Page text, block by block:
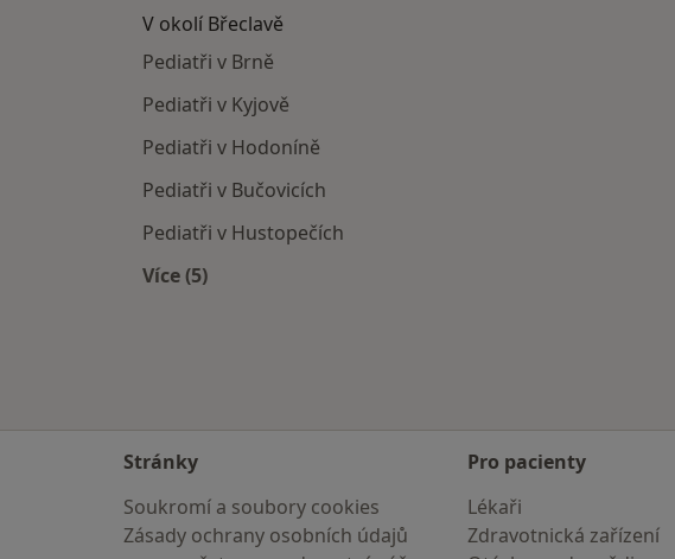
V okolí Břeclavě
Pediatři v Brně
Pediatři v Kyjově
Pediatři v Hodoníně
Pediatři v Bučovicích
Pediatři v Hustopečích
Více (5)
Stránky
Soukromí a soubory cookies
Zásady ochrany osobních údajů
Pro pacienty
Lékaři
Zdravotnická zařízení